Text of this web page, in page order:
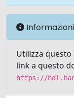
Informazioni
Utilizza
link a questo
https://